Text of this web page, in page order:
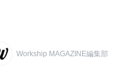
Workship MAGAZINE編集部